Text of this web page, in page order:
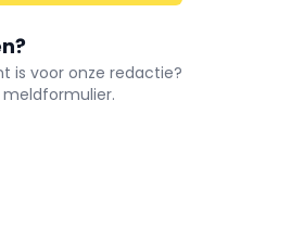
is voor onze redactie?